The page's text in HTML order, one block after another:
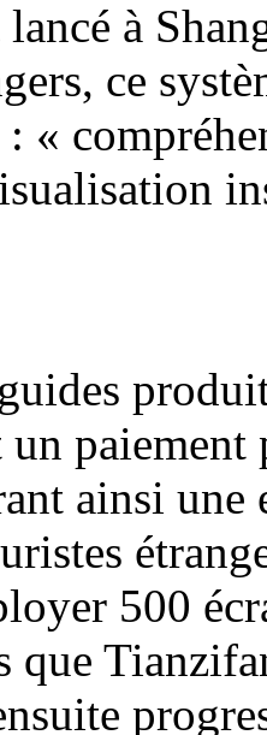
à
ce
«
paiement
ainsi
500
que